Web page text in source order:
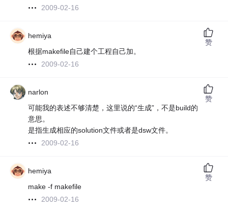
2009-02-16
hemiya
根据makefile自己建个工程自己加。
2009-02-16
赞
narlon
可能我的表述不够清楚，这里说的“生成”，不是build的
意思。
是指生成相应的solution文件或者是dsw文件。
2009-02-16
赞
hemiya
make -f makefile
2009-02-16
赞